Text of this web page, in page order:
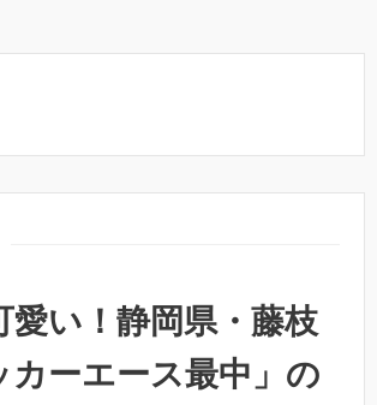
愛い！静岡県・藤枝
カーエース最中」の